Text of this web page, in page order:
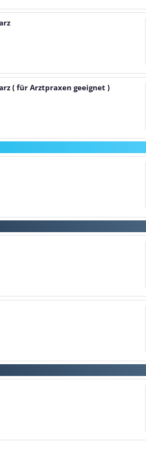
( für Arztpraxen geeignet )